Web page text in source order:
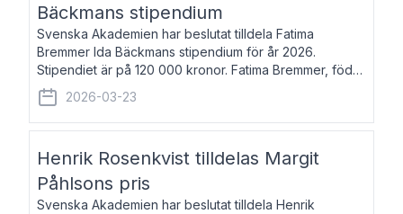
Bäckmans stipendium
Svenska Akademien har beslutat tilldela Fatima
Bremmer Ida Bäckmans stipendium för år 2026.
Stipendiet är på 120 000 kronor. Fatima Bremmer, född
1977, är journalist och författare. Hon utkom i fjol med
boken Ligan. Klarakvarterens blodsyst
2026-03-23
Henrik Rosenkvist tilldelas Margit
Påhlsons pris
Svenska Akademien har beslutat tilldela Henrik